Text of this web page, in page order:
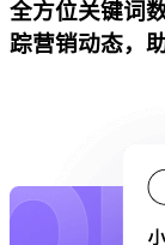
全方位关键词
踪营销动态，